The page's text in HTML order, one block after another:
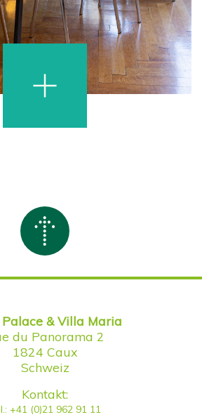
& Villa Maria
du Panorama 2
1824 Caux
Schweiz
Kontakt:
+41 (0)21 962 91 11